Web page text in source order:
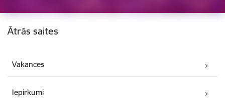
Kājene
Ātrās saites
Vakances
Iepirkumi